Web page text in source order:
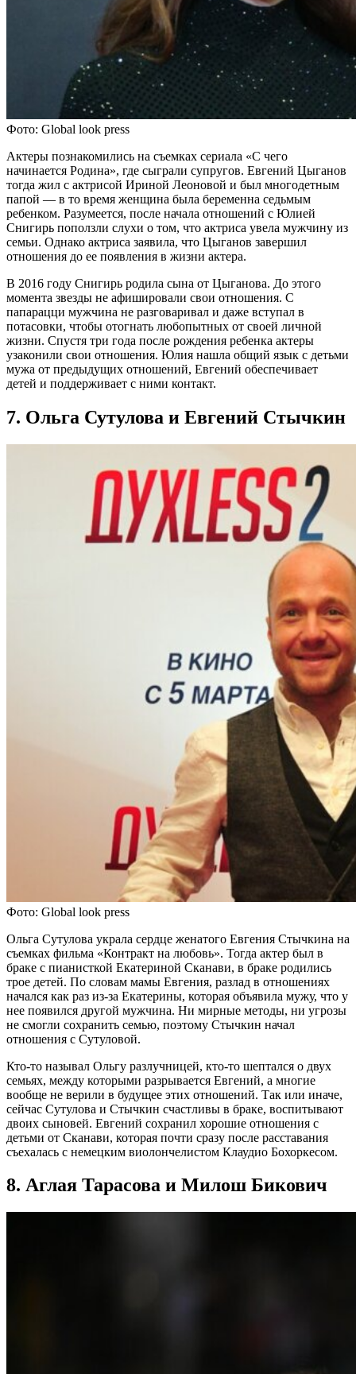
Фото: Global look press
Актеры познакомились на съемках сериала «С чего
начинается Родина», где сыграли супругов. Евгений Цыганов
тогда жил с актрисой Ириной Леоновой и был многодетным
папой — в то время женщина была беременна седьмым
ребенком. Разумеется, после начала отношений с Юлией
Снигирь поползли слухи о том, что актриса увела мужчину из
семьи. Однако актриса заявила, что Цыганов завершил
отношения до ее появления в жизни актера.
В 2016 году Снигирь родила сына от Цыганова. До этого
момента звезды не афишировали свои отношения. С
папарацци мужчина не разговаривал и даже вступал в
потасовки, чтобы отогнать любопытных от своей личной
жизни. Спустя три года после рождения ребенка актеры
узаконили свои отношения. Юлия нашла общий язык с детьми
мужа от предыдущих отношений, Евгений обеспечивает
детей и поддерживает с ними контакт.
7. Ольга Сутулова и Евгений Стычкин
Фото: Global look press
Ольга Сутулова украла сердце женатого Евгения Стычкина на
съемках фильма «Контракт на любовь». Тогда актер был в
браке с пианисткой Екатериной Сканави, в браке родились
трое детей. По словам мамы Евгения, разлад в отношениях
начался как раз из-за Екатерины, которая объявила мужу, что у
нее появился другой мужчина. Ни мирные методы, ни угрозы
не смогли сохранить семью, поэтому Стычкин начал
отношения с Сутуловой.
Кто-то называл Ольгу разлучницей, кто-то шептался о двух
семьях, между которыми разрывается Евгений, а многие
вообще не верили в будущее этих отношений. Так или иначе,
сейчас Сутулова и Стычкин счастливы в браке, воспитывают
двоих сыновей. Евгений сохранил хорошие отношения с
детьми от Сканави, которая почти сразу после расставания
съехалась с немецким виолончелистом Клаудио Бохоркесом.
8. Аглая Тарасова и Милош Бикович